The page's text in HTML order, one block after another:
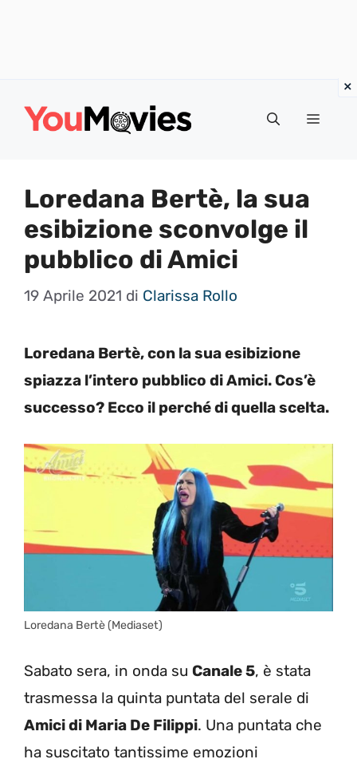
Menu
Loredana Bertè, la sua
esibizione sconvolge il
pubblico di Amici
19 Aprile 2021 di Clarissa Rollo
Loredana Bertè, con la sua esibizione
spiazza l’intero pubblico di Amici. Cos’è
successo? Ecco il perché di quella scelta.
Loredana Bertè (Mediaset)
Sabato sera, in onda su Canale 5, è stata
trasmessa la quinta puntata del serale di
Amici di Maria De Filippi. Una puntata che
ha suscitato tantissime emozioni